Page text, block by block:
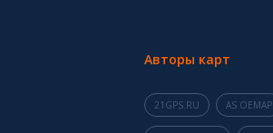
Авторы карт
21GPS.RU AS OEMAP